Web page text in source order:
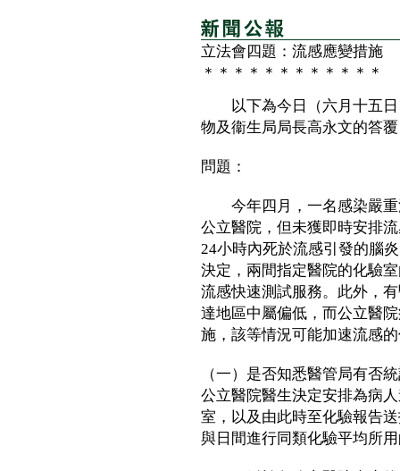
立法會四題：流感應變措施
＊＊＊＊＊＊＊＊＊＊＊＊
以下為今日（六月十五日
物及衞生局局長高永文的答
問題：
今年四月，一名感染嚴重
公立醫院，但未獲即時安排
24小時內死於流感引發的腦
決定，兩間指定醫院的化驗
流感快速測試服務。此外，
達地區中屬偏低，而公立醫
施，該等情況可能加速流感
（一）是否知悉醫管局有否
公立醫院醫生決定安排為病
室，以及由此時至化驗報告
與日間進行同類化驗平均所